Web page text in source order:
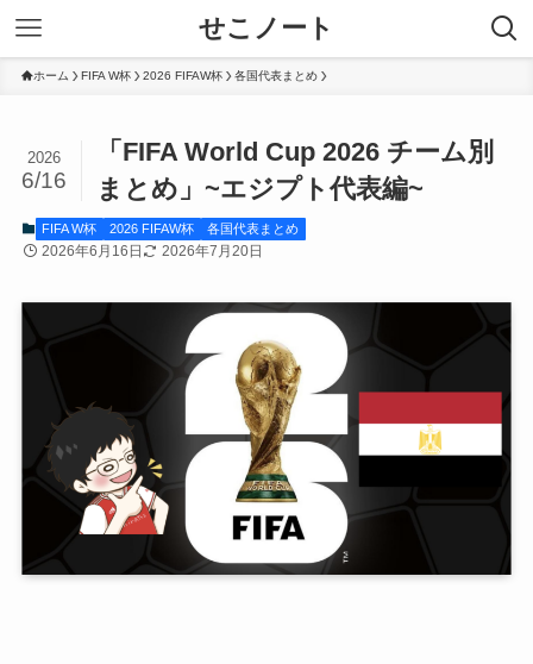
せこノート
ホーム FIFA W杯 2026 FIFAW杯 各国代表まとめ
「FIFA World Cup 2026 チーム別
まとめ」~エジプト代表編~
2026
6/16
FIFA W杯 2026 FIFAW杯 各国代表まとめ
2026年6月16日 2026年7月20日